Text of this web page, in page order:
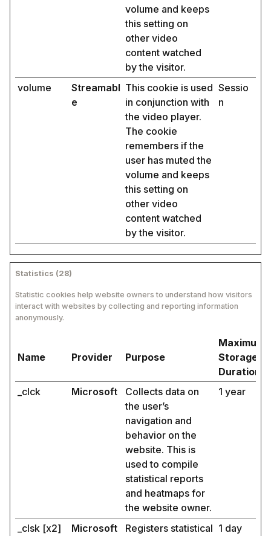
volume and keeps
this setting on
other video
content watched
by the visitor.
volume
Streamabl
e
This cookie is used
in conjunction with
the video player.
The cookie
remembers if the
user has muted the
volume and keeps
this setting on
other video
content watched
by the visitor.
Sessio
n
Statistics (28)
Statistic cookies help website owners to understand how visitors
interact with websites by collecting and reporting information
anonymously.
Name Provider Purpose
Maximum
Storage
Duration
_clck
Microsoft
Collects data on
the user’s
navigation and
behavior on the
website. This is
used to compile
statistical reports
and heatmaps for
the website owner.
1 year
_clsk [x2] Microsoft
Registers statistical 1 day